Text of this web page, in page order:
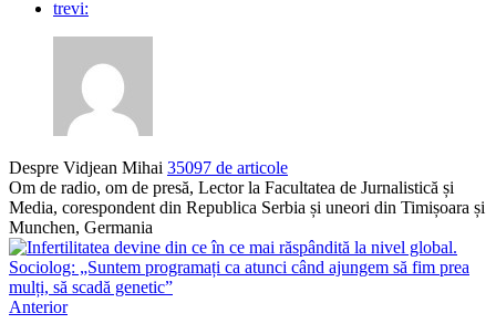
trevi:
Despre Vidjean Mihai 35097 de articole
Om de radio, om de presă, Lector la Facultatea de Jurnalistică și
Media, corespondent din Republica Serbia și uneori din Timișoara și
Munchen, Germania
Anterior